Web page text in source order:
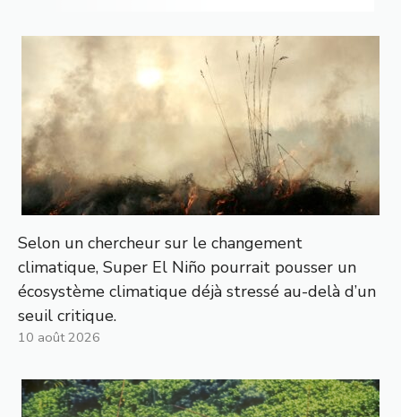
Selon un chercheur sur le changement
climatique, Super El Niño pourrait pousser un
écosystème climatique déjà stressé au-delà d’un
seuil critique.
10 août 2026